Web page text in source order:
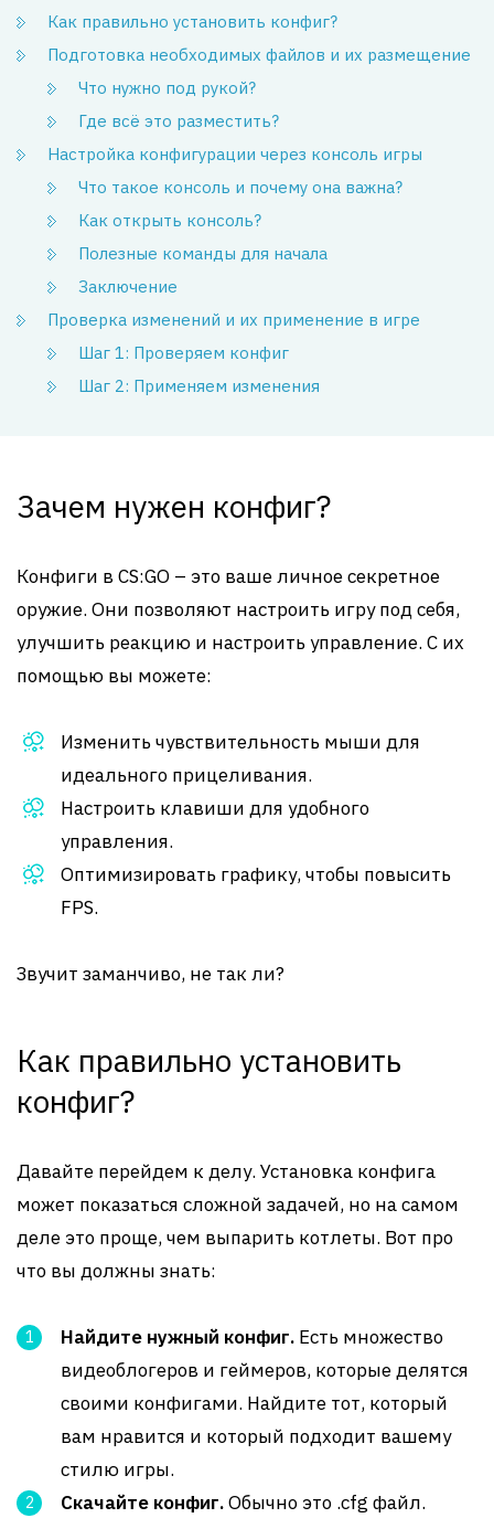
Как правильно установить конфиг?
Подготовка необходимых файлов и их размещение
Что нужно под рукой?
Где всё это разместить?
Настройка конфигурации через консоль игры
Что такое консоль и почему она важна?
Как открыть консоль?
Полезные команды для начала
Заключение
Проверка изменений и их применение в игре
Шаг 1: Проверяем конфиг
Шаг 2: Применяем изменения
Зачем нужен конфиг?
Конфиги в CS:GO – это ваше личное секретное
оружие. Они позволяют настроить игру под себя,
улучшить реакцию и настроить управление. С их
помощью вы можете:
Изменить чувствительность мыши для
идеального прицеливания.
Настроить клавиши для удобного
управления.
Оптимизировать графику, чтобы повысить
FPS.
Звучит заманчиво, не так ли?
Как правильно установить
конфиг?
Давайте перейдем к делу. Установка конфига
может показаться сложной задачей, но на самом
деле это проще, чем выпарить котлеты. Вот про
что вы должны знать:
Найдите нужный конфиг. Есть множество
видеоблогеров и геймеров, которые делятся
своими конфигами. Найдите тот, который
вам нравится и который подходит вашему
стилю игры.
Скачайте конфиг.Обычно это .cfg файл.